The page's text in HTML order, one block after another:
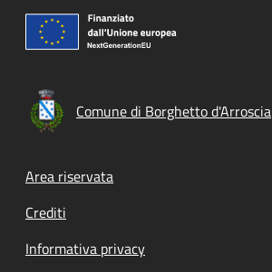
Comune di Borghetto d'Arroscia
Footer menu
Area riservata
Crediti
Informativa privacy